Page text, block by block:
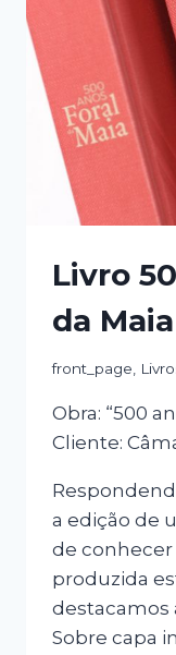
Livro
da Maia
front_page
Obra: “500
Cliente:
a edição de
de conhecer
produzida
destacamos
Sobre capa